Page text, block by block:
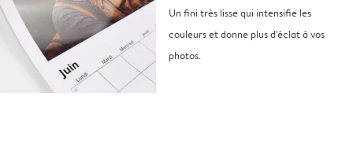
Un fini très lisse qui intensifie les
couleurs et donne plus d'éclat à vos
photos.